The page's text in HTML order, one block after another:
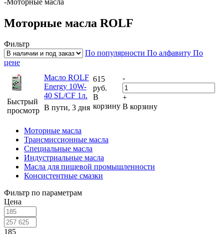
Моторные масла ROLF
Фильтр
По популярности По алфавиту По
цене
Быстрый
просмотр
Масло ROLF
Energy 10W-
40 SL/CF 1л.
В пути, 3 дня
615
руб.
В
корзину
-
+
В корзину
Моторные масла
Трансмиссионные масла
Специальные масла
Индустриальные масла
Масла для пищевой промышленности
Консистентные смазки
Фильтр по параметрам
Цена
185